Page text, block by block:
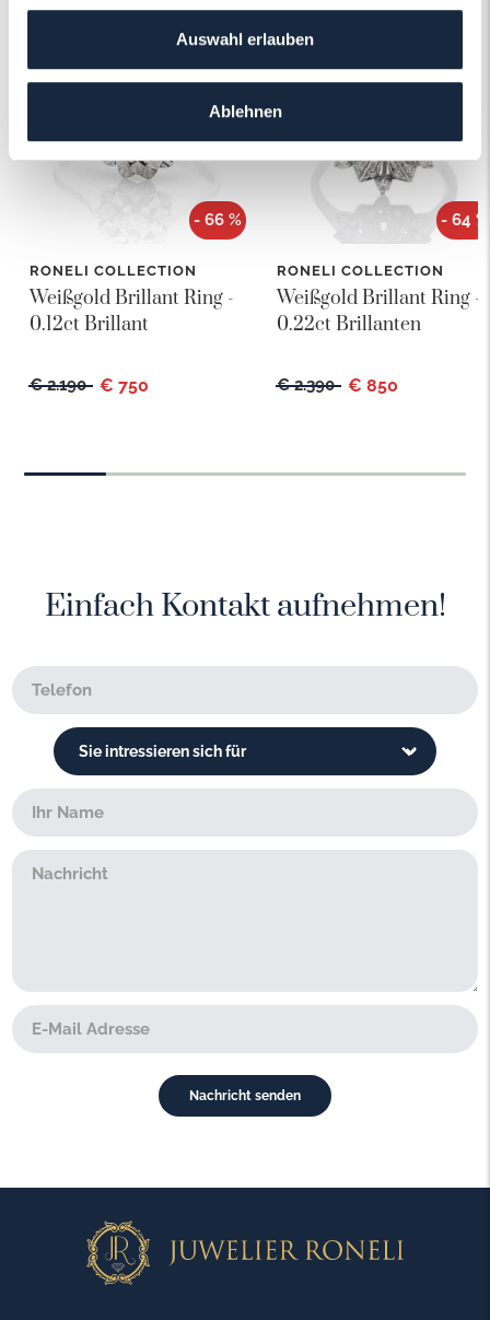
Auswahl erlauben
Ablehnen
- 66 %
RONELI COLLECTION
Weißgold Brillant Ring -
0.12ct Brillant
€ 2.190 € 750
- 64 %
RONELI COLLECTION
Weißgold Brillant Ring -
0.22ct Brillanten
€ 2.390 € 850
Einfach Kontakt aufnehmen!